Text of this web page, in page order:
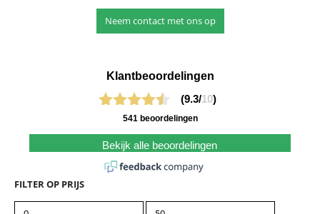
Neem contact met ons op
Klantbeoordelingen
(9.3/10)
541 beoordelingen
Bekijk alle beoordelingen
FILTER OP PRIJS